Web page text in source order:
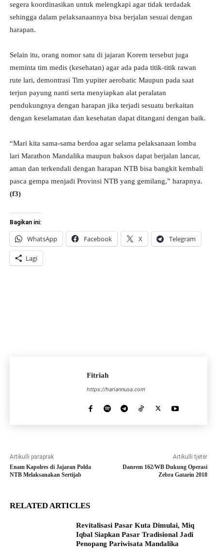
segera koordinasikan untuk melengkapi agar tidak terdadak
sehingga dalam pelaksanaannya bisa berjalan sesuai dengan
harapan.
Selain itu, orang nomor satu di jajaran Korem tersebut juga
meminta tim medis (kesehatan) agar ada pada titik-titik rawan
rute lari, demontrasi Tim yupiter aerobatic Maupun pada saat
terjun payung nanti serta menyiapkan alat peralatan
pendukungnya dengan harapan jika terjadi sesuatu berkaitan
dengan keselamatan dan kesehatan dapat ditangani dengan baik.
“Mari kita sama-sama berdoa agar selama pelaksanaan lomba
lari Marathon Mandalika maupun baksos dapat berjalan lancar,
aman dan terkendali dengan harapan NTB bisa bangkit kembali
pasca gempa menjadi Provinsi NTB yang gemilang,” harapnya.
(f3)
Bagikan ini:
WhatsApp Facebook X Telegram
Lagi
Fitriah
https://hariannusa.com
Artikulli paraprak
Enam Kapolres di Jajaran Polda
NTB Melaksanakan Sertijab
Artikulli tjetër
Danrem 162/WB Dukung Operasi
Zebra Gatarin 2018
RELATED ARTICLES
Revitalisasi Pasar Kuta Dimulai, Miq
Iqbal Siapkan Pasar Tradisional Jadi
Penopang Pariwisata Mandalika